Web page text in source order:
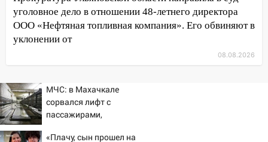
05:18 Судьба готовит сюрприз: гороскоп
на 8 августа — кому повезет с
деньгами, а кого ждет неожиданная
04:47
В Ульяновской области объявили
ракетную опасность: звучат сирены
07.08.2026
20:40
Ульяновские аграрии смогут
уголовное дело в отношении 48-летнего директора
ООО «Нефтяная топливная компания». Его обвиняют в
уклонении от
08.08.2026
МЧС: в Махачкале
сорвался лифт с
пассажирами,
человека
«Плачу, сын прошел на